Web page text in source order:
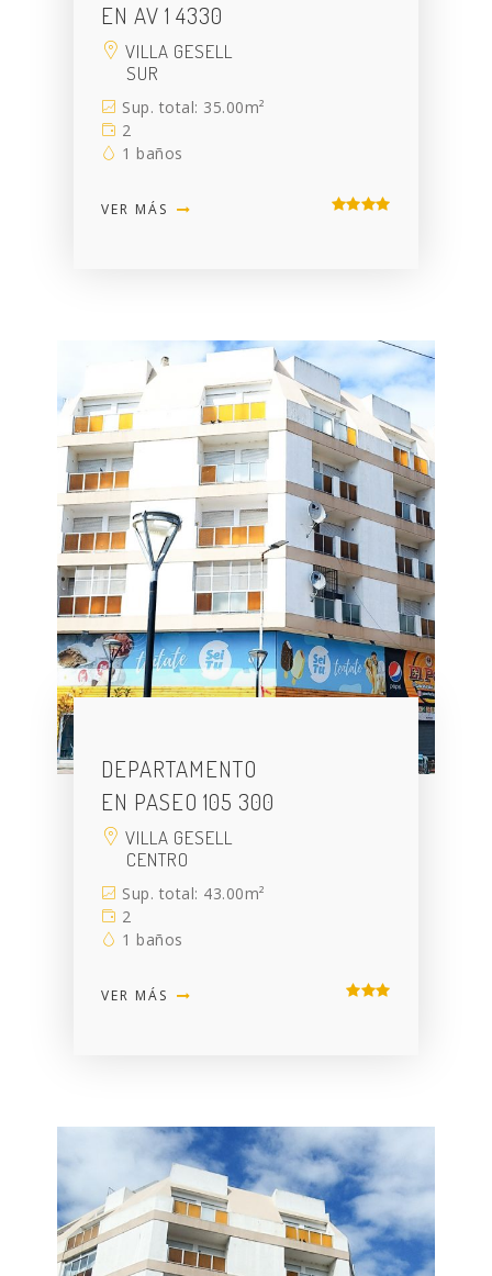
EN AV 1 4330
VILLA GESELL
SUR
Sup. total: 35.00m²
2
1 baños
VER MÁS
DEPARTAMENTO
EN PASEO 105 300
VILLA GESELL
CENTRO
Sup. total: 43.00m²
2
1 baños
VER MÁS